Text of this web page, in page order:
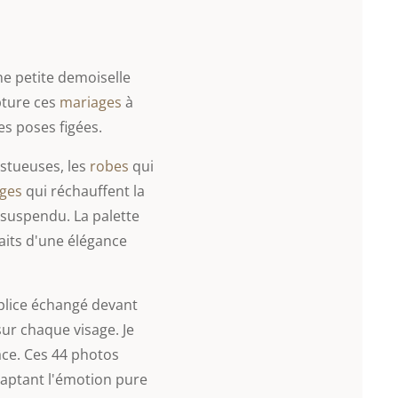
petite demoiselle
ces mariages à
poses figées.
les robes qui
qui réchauffent la
La palette
d'une élégance
échangé devant
chaque visage. Je
Ces 44 photos
l'émotion pure